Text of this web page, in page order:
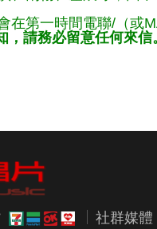
在第一時間電聯/（或
，請務必留意任何來信
社群媒體